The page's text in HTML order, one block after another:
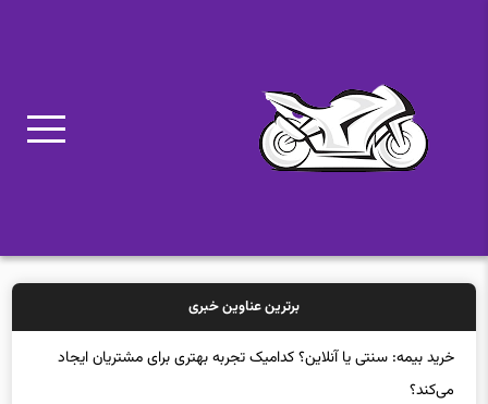
برترین عناوین خبری
خرید بیمه: سنتی یا آنلاین؟ کدامیک تجربه بهتری برای مشتریان ایجاد
می‌کند؟